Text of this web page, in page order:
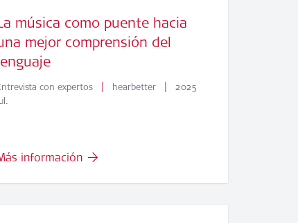
música como puente hacia
mejor comprensión del
con expertos | hearbetter |
2025
información